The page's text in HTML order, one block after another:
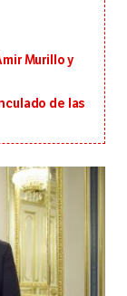
Murillo y
de las